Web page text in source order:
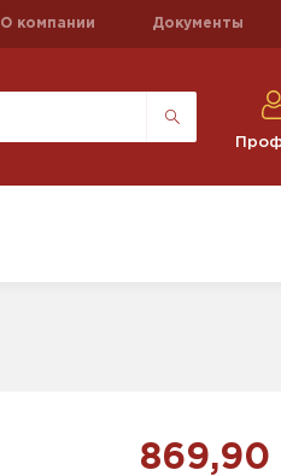
О компании Документы
869,90